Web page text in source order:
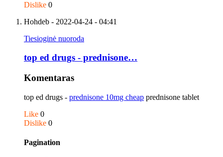
Dislike 0
Hohdeb - 2022-04-24 - 04:41
Tiesioginė nuoroda
top ed drugs - prednisone…
Komentaras
top ed drugs - prednisone 10mg cheap prednisone tablet
Like 0
Dislike 0
Pagination